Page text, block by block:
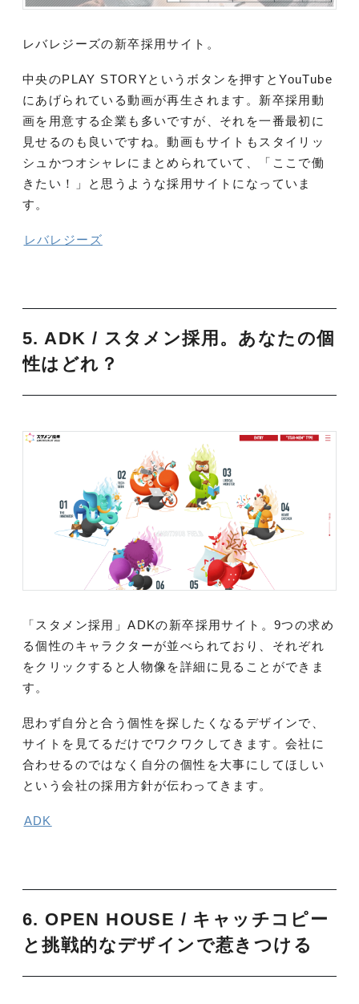
レバレジーズの新卒採用サイト。
中央のPLAY STORYというボタンを押すとYouTube
にあげられている動画が再生されます。新卒採用動
画を用意する企業も多いですが、それを一番最初に
見せるのも良いですね。動画もサイトもスタイリッ
シュかつオシャレにまとめられていて、「ここで働
きたい！」と思うような採用サイトになっていま
す。
レバレジーズ
5. ADK / スタメン採用。あなたの個
性はどれ？
「スタメン採用」ADKの新卒採用サイト。9つの求め
る個性のキャラクターが並べられており、それぞれ
をクリックすると人物像を詳細に見ることができま
す。
思わず自分と合う個性を探したくなるデザインで、
サイトを見てるだけでワクワクしてきます。会社に
合わせるのではなく自分の個性を大事にしてほしい
という会社の採用方針が伝わってきます。
ADK
6. OPEN HOUSE / キャッチコピー
と挑戦的なデザインで惹きつける